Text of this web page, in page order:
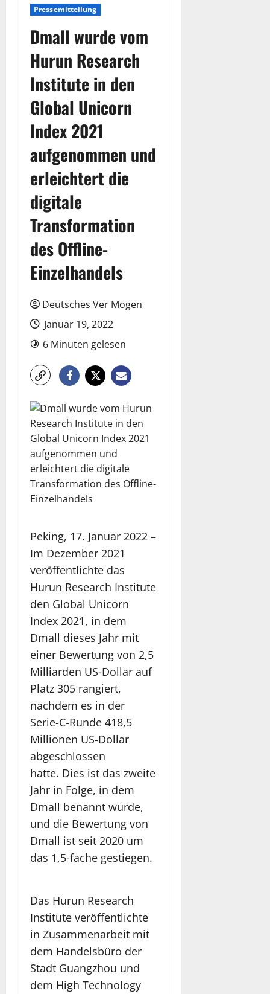
Pressemitteilung
Dmall wurde vom
Hurun Research
Institute in den
Global Unicorn
Index 2021
aufgenommen und
erleichtert die
digitale
Transformation
des Offline-
Einzelhandels
Deutsches Ver Mogen
Januar 19, 2022
6 Minuten gelesen
Peking, 17. Januar 2022 –
Im Dezember 2021
veröffentlichte das
Hurun Research Institute
den Global Unicorn
Index 2021, in dem
Dmall dieses Jahr mit
einer Bewertung von 2,5
Milliarden US-Dollar auf
Platz 305 rangiert,
nachdem es in der
Serie-C-Runde 418,5
Millionen US-Dollar
abgeschlossen
hatte. Dies ist das zweite
Jahr in Folge, in dem
Dmall benannt wurde,
und die Bewertung von
Dmall ist seit 2020 um
das 1,5-fache gestiegen.
Das Hurun Research
Institute veröffentlichte
in Zusammenarbeit mit
dem Handelsbüro der
Stadt Guangzhou und
dem High Technology